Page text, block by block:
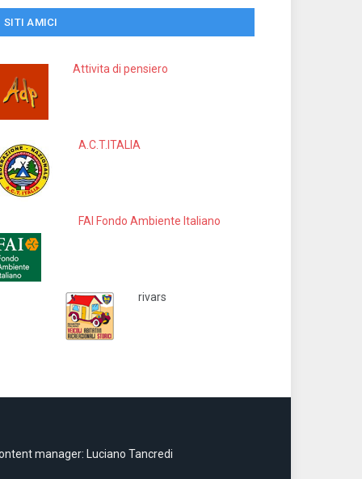
SITI AMICI
Attivita di pensiero
A.C.T.ITALIA
FAI Fondo Ambiente Italiano
rivars
manager: Luciano Tancredi